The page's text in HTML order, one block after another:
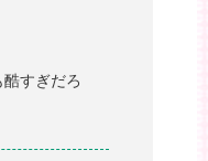
すぎだろ